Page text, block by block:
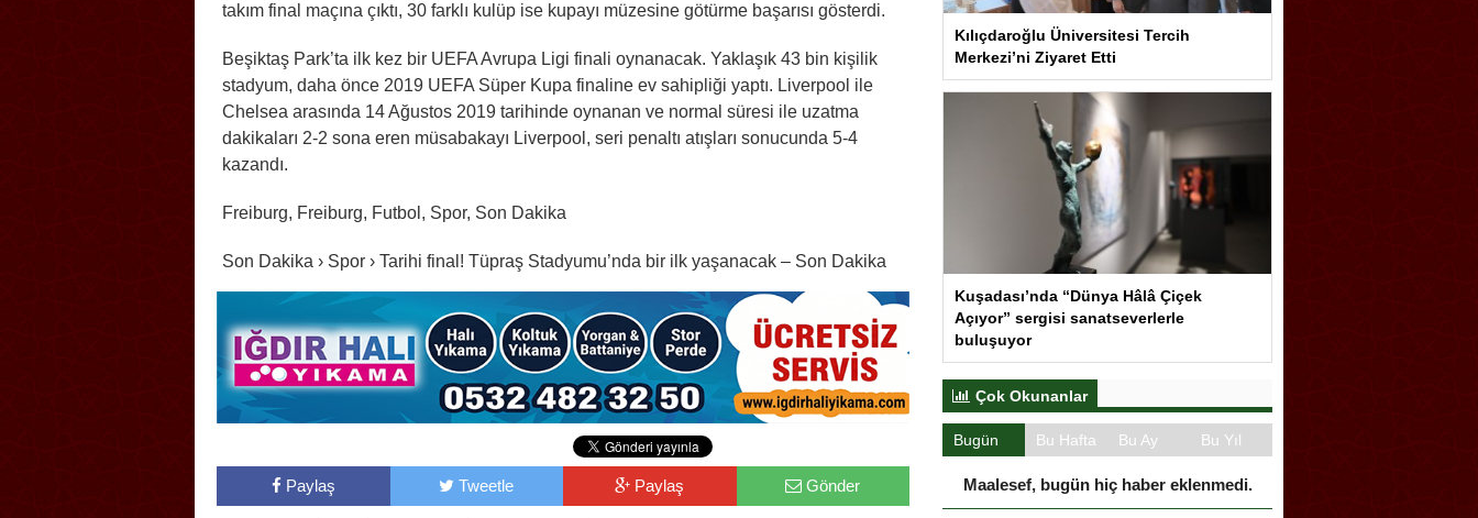
takım final maçına çıktı, 30 farklı kulüp ise kupayı müzesine götürme başarısı gösterdi.
Beşiktaş Park’ta ilk kez bir UEFA Avrupa Ligi finali oynanacak. Yaklaşık 43 bin kişilik
stadyum, daha önce 2019 UEFA Süper Kupa finaline ev sahipliği yaptı. Liverpool ile
Chelsea arasında 14 Ağustos 2019 tarihinde oynanan ve normal süresi ile uzatma
dakikaları 2-2 sona eren müsabakayı Liverpool, seri penaltı atışları sonucunda 5-4
kazandı.
Freiburg, Freiburg, Futbol, Spor, Son Dakika
Son Dakika › Spor › Tarihi final! Tüpraş Stadyumu’nda bir ilk yaşanacak – Son Dakika
Paylaş Tweetle Paylaş Gönder
Kılıçdaroğlu Üniversitesi Tercih
Merkezi’ni Ziyaret Etti
Kuşadası’nda “Dünya Hâlâ Çiçek
Açıyor” sergisi sanatseverlerle
buluşuyor
Çok Okunanlar
Bugün Bu Hafta Bu Ay Bu Yıl
Maalesef, bugün hiç haber eklenmedi.